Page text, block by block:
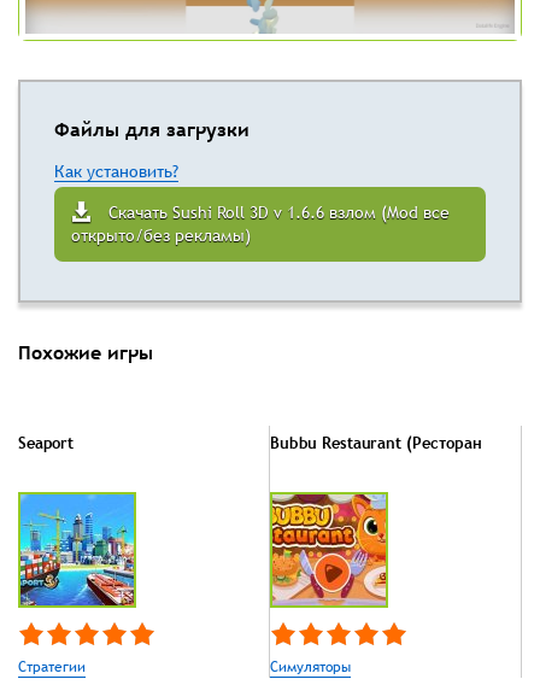
Файлы для загрузки
Как установить?
Скачать Sushi Roll 3D v 1.6.6 взлом (Mod все
открыто/без рекламы)
Похожие игры
Seaport
Стратегии
Bubbu Restaurant (Ресторан
Симуляторы